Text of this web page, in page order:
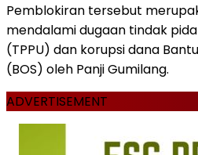
Pemblokiran tersebut
mendalami dugaan tindak
(TPPU) dan korupsi dana
(BOS) oleh Panji Gumilang.
ADVERTISEMENT